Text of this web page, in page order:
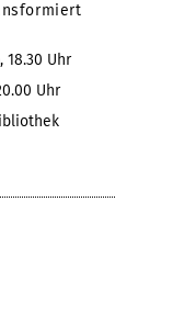
18.30 Uhr
Uhr